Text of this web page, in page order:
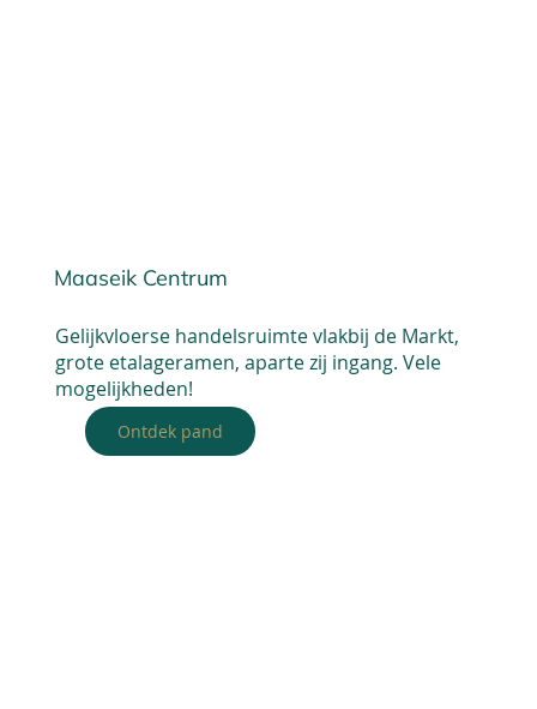
Maaseik Centrum
Gelijkvloerse handelsruimte vlakbij de Markt,
grote etalageramen, aparte zij ingang. Vele
mogelijkheden!
Ontdek pand